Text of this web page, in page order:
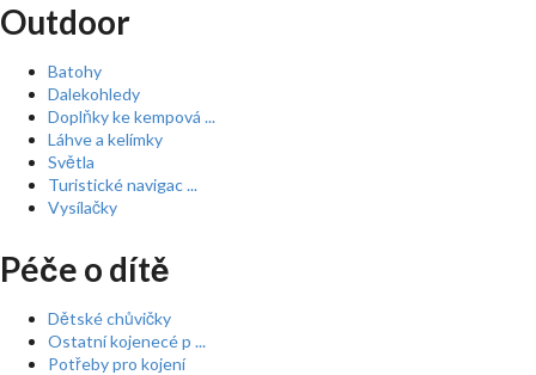
Outdoor
Batohy
Dalekohledy
Doplňky ke kempová ...
Láhve a kelímky
Světla
Turistické navigac ...
Vysílačky
Péče o dítě
Dětské chůvičky
Ostatní kojenecé p ...
Potřeby pro kojení